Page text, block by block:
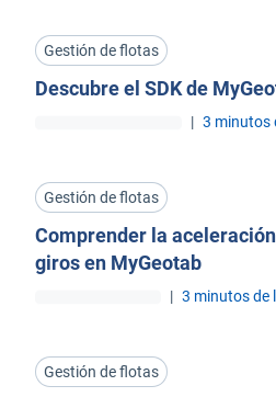
Gestión de flotas
Descubre el SDK de
| 3 minutos
Gestión de flotas
Comprender la
giros en MyGeotab
| 3 minutos de
Gestión de flotas